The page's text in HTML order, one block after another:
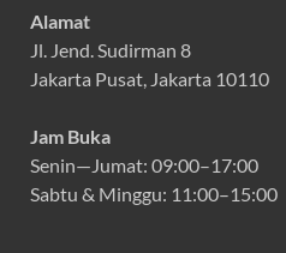
Alamat
Jl. Jend. Sudirman 8
Jakarta Pusat, Jakarta 10110
Jam Buka
Senin—Jumat: 09:00–17:00
Sabtu & Minggu: 11:00–15:00